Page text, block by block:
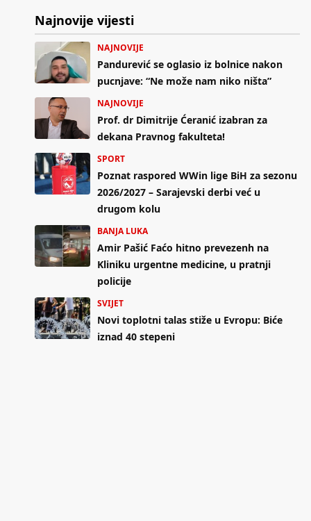
Najnovije vijesti
NAJNOVIJE
Pandurević se oglasio iz bolnice nakon
pucnjave: “Ne može nam niko ništa”
NAJNOVIJE
Prof. dr Dimitrije Ćeranić izabran za
dekana Pravnog fakulteta!
SPORT
Poznat raspored WWin lige BiH za sezonu
2026/2027 – Sarajevski derbi već u
drugom kolu
BANJA LUKA
Amir Pašić Faćo hitno prevezenh na
Kliniku urgentne medicine, u pratnji
policije
SVIJET
Novi toplotni talas stiže u Evropu: Biće
iznad 40 stepeni